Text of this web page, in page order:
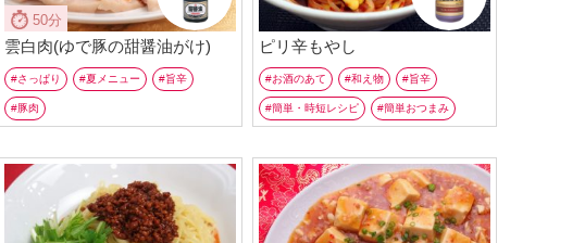
50分
雲白肉(ゆで豚の甜醤油がけ)
さっぱり 夏メニュー 旨辛
豚肉
ピリ辛もやし
お酒のあて 和え物 旨辛
簡単・時短レシピ 簡単おつまみ